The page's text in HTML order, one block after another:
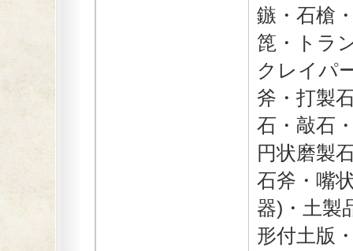
鏃・石槍
箆・トラ
クレイパ
斧・打製
石・敲石
円状磨製
石斧・嘴
器)・土製
形付土版